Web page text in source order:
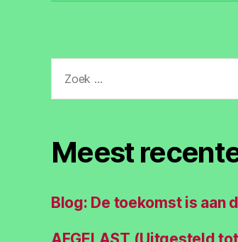
naar:
Meest
Blog: De toekomst is aan